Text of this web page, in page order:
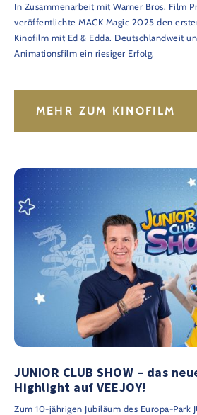
In Zusammenarbeit mit Warner Bros. Film
veröffentlichte MACK Magic 2025 den
Kinofilm mit Ed & Edda. Deutschlandweit
Animationsfilm ein riesiger Erfolg.
MEHR ZUM KINOFILM
JUNIOR CLUB SHOW – das
Highlight auf VEEJOY!
Zum 10-jährigen Jubiläum des Europa-Park